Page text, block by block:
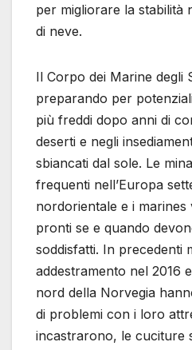
per migliorare la stabilità
di neve.
Il Corpo dei Marine degli
preparando per
più freddi dopo anni di
deserti e negli
sbiancati dal sole. Le
frequenti nell’Europa
nordorientale e i marines
pronti se e quando
soddisfatti. In precedenti
addestramento nel 2016
nord della Norvegia
di problemi con i loro
incastrarono, le cuciture